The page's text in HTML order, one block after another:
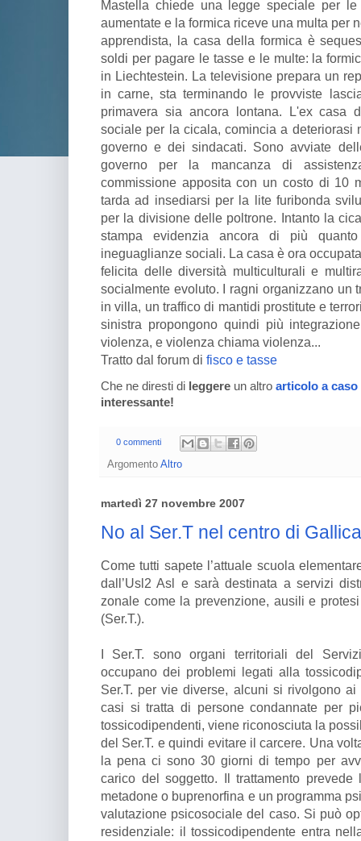
Mastella chiede una legge speciale per
aumentate e la formica riceve una multa per
apprendista, la casa della formica è
soldi per pagare le tasse e le multe: la
in Liechtestein. La televisione prepara un
in carne, sta terminando le provviste
primavera sia ancora lontana. L'ex casa
sociale per la cicala, comincia a deteriorasi
governo e dei sindacati. Sono avviate
governo per la mancanza di
commissione apposita con un costo di 10
tarda ad insediarsi per la lite furibonda
per la divisione delle poltrone. Intanto la
stampa evidenzia ancora di più
ineguaglianze sociali. La casa è ora
felicita delle diversità multiculturali e
socialmente evoluto. I ragni organizzano un
in villa, un traffico di mantidi prostitute e
sinistra propongono quindi più
violenza, e violenza chiama violenza...
Tratto dal forum di fisco e tasse
Che ne diresti di leggere un altro articolo a caso
interessante!
0 commenti
Argomento Altro
martedì 27 novembre 2007
No al Ser.T nel centro di
Come tutti sapete l’attuale scuola
dall’Usl2 Asl e sarà destinata a servizi
zonale come la prevenzione, ausili e
(Ser.T.).
I Ser.T. sono organi territoriali del
occupano dei problemi legati alla
Ser.T. per vie diverse, alcuni si rivolgono
casi si tratta di persone condannate per
tossicodipendenti, viene riconosciuta la
del Ser.T. e quindi evitare il carcere. Una
la pena ci sono 30 giorni di tempo per
carico del soggetto. Il trattamento prevede
metadone o buprenorfina e un programma
valutazione psicosociale del caso. Si può
residenziale: il tossicodipendente entra